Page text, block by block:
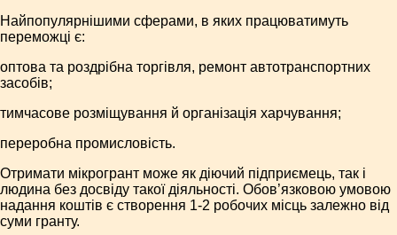
Найпопулярнішими сферами, в яких працюватимуть
переможці є:
оптова та роздрібна торгівля, ремонт автотранспортних
засобів;
тимчасове розміщування й організація харчування;
переробна промисловість.
Отримати мікрогрант може як діючий підприємець, так і
людина без досвіду такої діяльності. Обов’язковою умовою
надання коштів є створення 1-2 робочих місць залежно від
суми гранту.